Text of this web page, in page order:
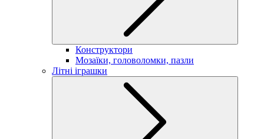
Конструктори
Мозаїки, головоломки, пазли
Літні іграшки